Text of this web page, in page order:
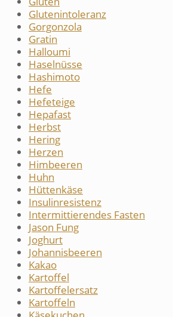
Glutenintoleranz
Gorgonzola
Gratin
Halloumi
Haselnüsse
Hashimoto
Hefe
Hefeteige
Hepafast
Herbst
Hering
Herzen
Himbeeren
Huhn
Hüttenkäse
Insulinresistenz
Intermittierendes Fasten
Jason Fung
Joghurt
Johannisbeeren
Kakao
Kartoffel
Kartoffelersatz
Kartoffeln